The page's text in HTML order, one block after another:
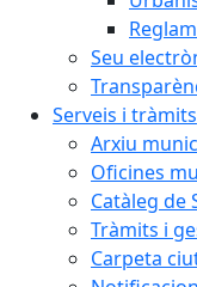
Seu
Serveis i tràmits
Arxiu
Oficines
Catàleg de
Tràmits i
Carpeta